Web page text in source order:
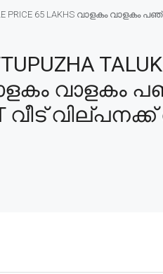
SALE PRICE 65 LAKHS
വാളകം
വില്പനക്ക്